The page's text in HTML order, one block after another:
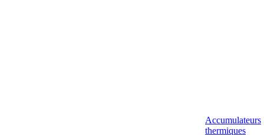
Accumulateurs
thermiques